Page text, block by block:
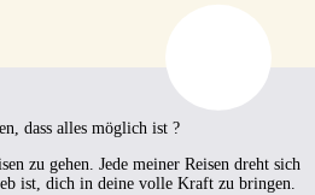
dass alles möglich ist ?
zu gehen. Jede meiner Reisen dreht sich
ist, dich in deine volle Kraft zu bringen.